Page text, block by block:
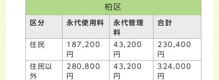
柏区
区分 永代使用料
永代管理
料
合計
住民
187,200
円
43,200
円
230,400
円
住民以
外
280,800
円
43,200
円
324,000
円